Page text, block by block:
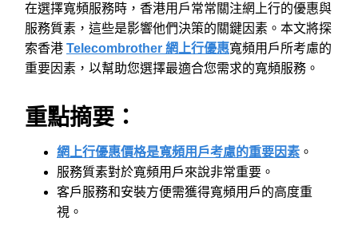
在選擇寬頻服務時，香港用戶常常關注網上行的優惠與
服務質素，這些是影響他們決策的關鍵因素。本文將探
索香港 Telecombrother 網上行優惠寬頻用戶所考慮的
重要因素，以幫助您選擇最適合您需求的寬頻服務。
重點摘要：
網上行優惠價格是寬頻用戶考慮的重要因素 。
服務質素對於寬頻用戶來說非常重要。
客戶服務和安裝方便需獲得寬頻用戶的高度重
視。